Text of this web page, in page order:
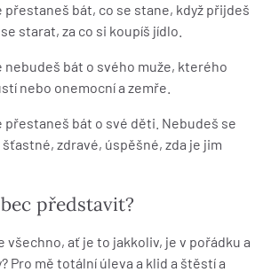
přestaneš bát, co se stane, když přijdeš
starat, za co si koupíš jídlo.
nebudeš bát o svého muže, kterého
nebo onemocní a zemře.
přestaneš bát o své děti. Nebudeš se
zdravé, úspěšné, zda je jim
představit?
všechno, ať je to jakkoliv, je v pořádku a
Pro mě totální úleva a klid a štěstí a